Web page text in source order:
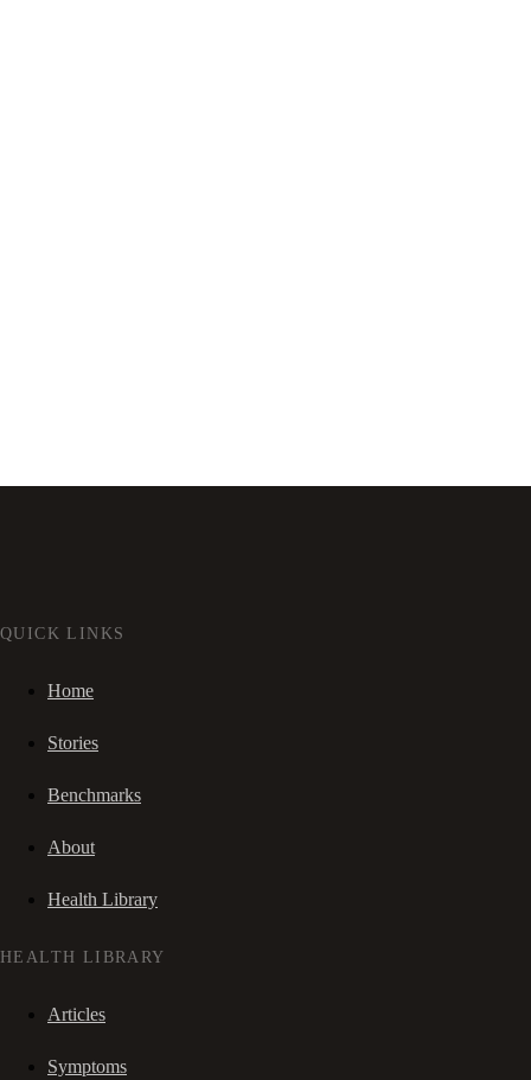
QUICK LINKS
Home
Stories
Benchmarks
About
Health Library
HEALTH LIBRARY
Articles
Symptoms